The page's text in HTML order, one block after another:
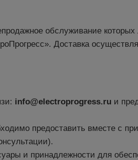
обслуживание
Доставка
info@electroprogress.ru и
предоставить вместе с
и принадлежности для